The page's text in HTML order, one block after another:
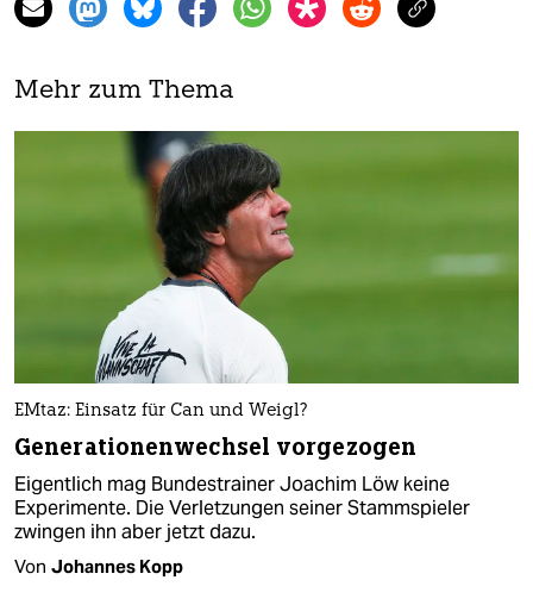
Mehr zum Thema
EMtaz: Einsatz für Can und Weigl?
Generationenwechsel vorgezogen
Eigentlich mag Bundestrainer Joachim Löw keine
Experimente. Die Verletzungen seiner Stammspieler
zwingen ihn aber jetzt dazu.
Von Johannes Kopp